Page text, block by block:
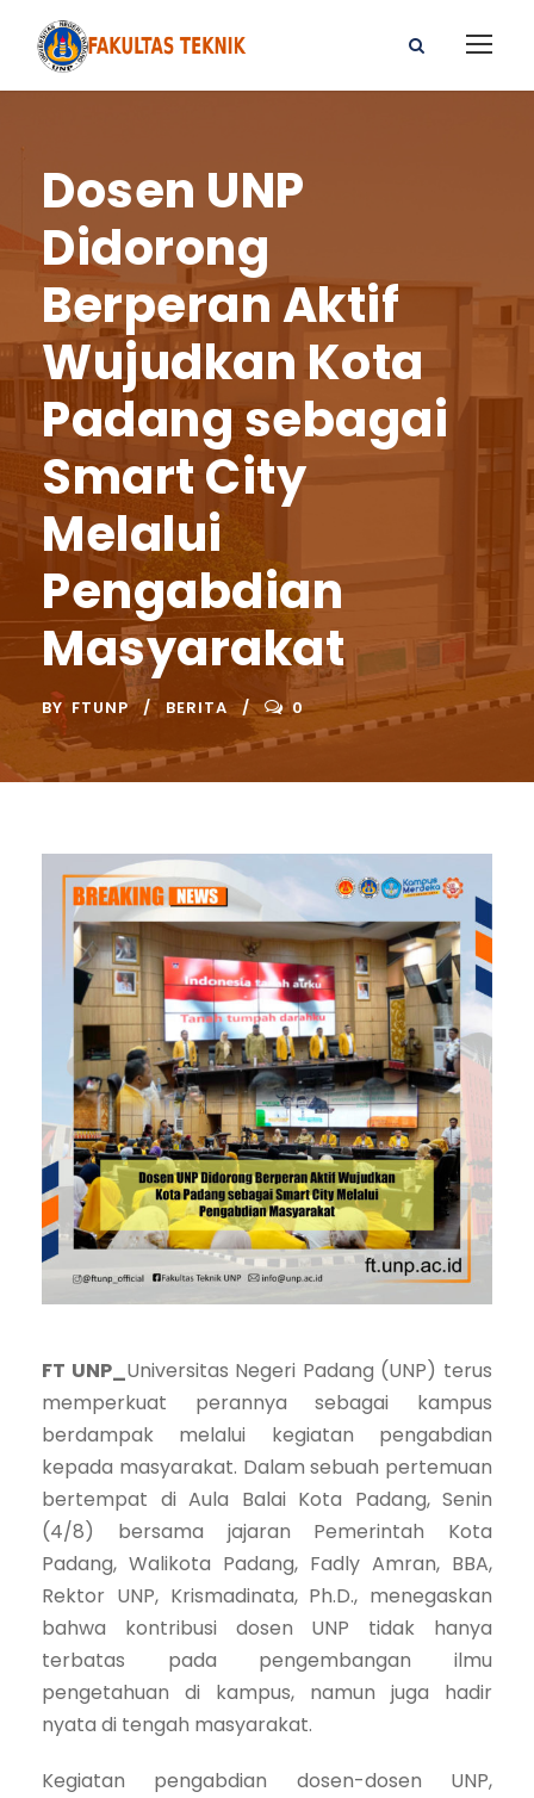
Dosen UNP
Didorong
Berperan Aktif
Wujudkan Kota
Padang sebagai
Smart City
Melalui
Pengabdian
Masyarakat
BY FTUNP BERITA 0
FT UNP_Universitas Negeri Padang (UNP) terus
memperkuat perannya sebagai kampus
berdampak melalui kegiatan pengabdian
kepada masyarakat. Dalam sebuah pertemuan
bertempat di Aula Balai Kota Padang, Senin
(4/8) bersama jajaran Pemerintah Kota
Padang, Walikota Padang, Fadly Amran, BBA,
Rektor UNP, Krismadinata, Ph.D., menegaskan
bahwa kontribusi dosen UNP tidak hanya
terbatas pada pengembangan ilmu
pengetahuan di kampus, namun juga hadir
nyata di tengah masyarakat.
Kegiatan pengabdian dosen-dosen UNP,